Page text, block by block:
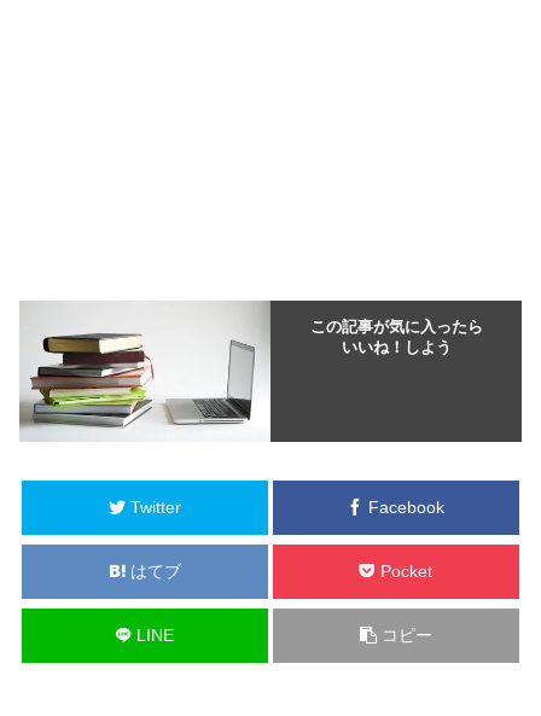
この記事が気に入ったら
いいね！しよう
Twitter Facebook
はてブ Pocket
LINE コピー